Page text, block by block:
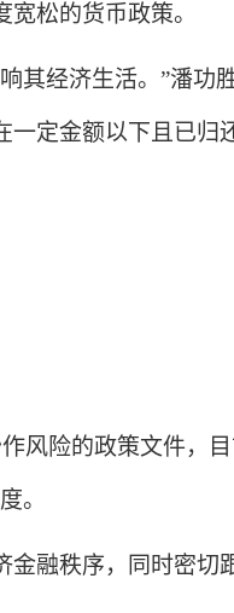
松的货币政策。
经济生活。”潘功
定金额以下且已归
风险的政策文件，
。
融秩序，同时密切